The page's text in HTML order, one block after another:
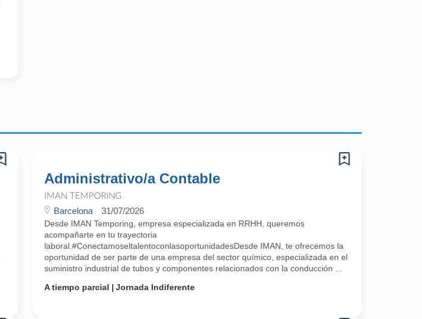
Administrativo/a Contable
IMAN TEMPORING
Barcelona 31/07/2026
Desde IMAN Temporing, empresa especializada en RRHH, queremos
acompañarte en tu trayectoria
laboral.#ConectamoseltalentoconlasoportunidadesDesde IMAN, te ofrecemos la
oportunidad de ser parte de una empresa del sector químico, especializada en el
suministro industrial de tubos y componentes relacionados con la conducción ...
A tiempo parcial
Jornada Indiferente